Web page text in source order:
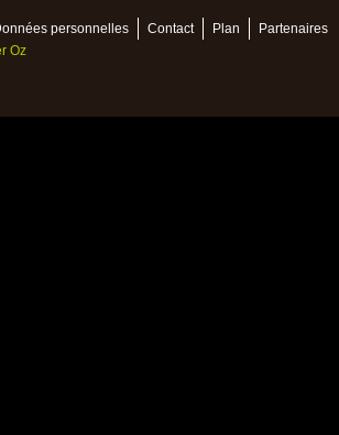
personnelles Contact Plan
Partenaires
Oz